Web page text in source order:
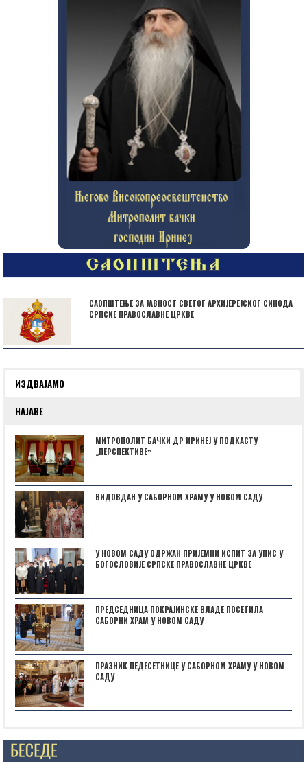
САОПШТЕЊЕ ЗА ЈАВНОСТ СВЕТОГ АРХИЈЕРЕЈСКОГ СИНОДА
СРПСКЕ ПРАВОСЛАВНЕ ЦРКВЕ
ИЗДВАЈАМО
НАЈАВЕ
МИТРОПОЛИТ БАЧКИ ДР ИРИНЕЈ У ПОДКАСТУ
„ПЕРСПЕКТИВЕˮ
ВИДОВДАН У САБОРНОМ ХРАМУ У НОВОМ САДУ
У НОВОМ САДУ ОДРЖАН ПРИЈЕМНИ ИСПИТ ЗА УПИС У
БОГОСЛОВИЈЕ СРПСКЕ ПРАВОСЛАВНЕ ЦРКВЕ
ПРЕДСЕДНИЦА ПОКРАЈИНСКЕ ВЛАДЕ ПОСЕТИЛА
САБОРНИ ХРАМ У НОВОМ САДУ
ПРАЗНИК ПЕДЕСЕТНИЦЕ У САБОРНОМ ХРАМУ У НОВОМ
САДУ
Posts not found